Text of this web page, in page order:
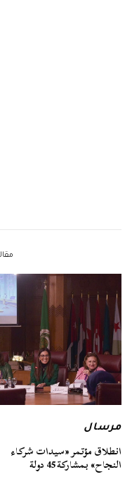
مرسال
انطلاق مؤتمر «سيدات شركاء
النجاح» بمشاركة 45 دولة